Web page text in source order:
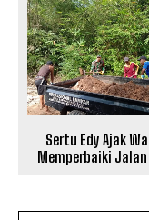
Sertu Edy Ajak
Memperbaiki Jalan